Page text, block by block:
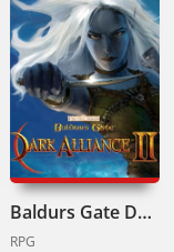
Baldurs Gate Dark Alliance II Pobierz
RPG